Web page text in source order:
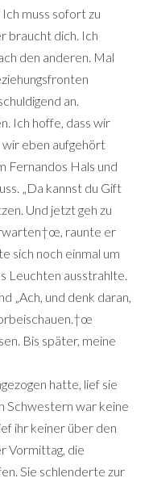
muss sofort zu
braucht dich. Ich
den anderen. Mal
an.
Ich hoffe, dass wir
eben aufgehört
Fernandos Hals und
„Da kannst du Gift
Und jetzt geh zu
raunte er
sich noch einmal um
Leuchten ausstrahlte.
„Ach, und denk daran,
Bis später, meine
hatte, lief sie
Schwestern war keine
ihr keiner über den
Vormittag, die
Sie schlenderte zur